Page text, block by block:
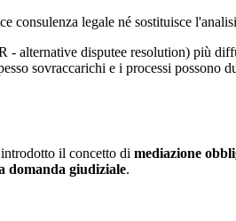
legale né sostituisce
alternative disputee resolution) più
sovraccarichi e i processi possono
il concetto di mediazione
domanda giudiziale.